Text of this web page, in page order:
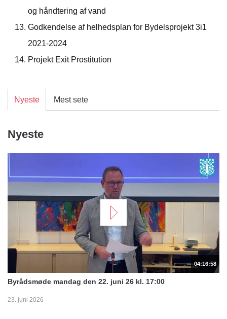
og håndtering af vand
Godkendelse af helhedsplan for Bydelsprojekt 3i1
2021-2024
Projekt Exit Prostitution
Nyeste Mest sete
Nyeste
04:16:58
Byrådsmøde mandag den 22. juni 26 kl. 17:00
23. juni 2026